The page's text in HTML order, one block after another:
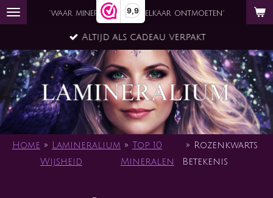
9,9
Ga
de
hoofdinhoud
`waar mineraal en ziel elkaar ontmoeten´
Altijd als cadeau verpakt
Home »
Lamineralium
Wijsheid
» Top 10
Mineralen
»
Rozenkwarts
Betekenis